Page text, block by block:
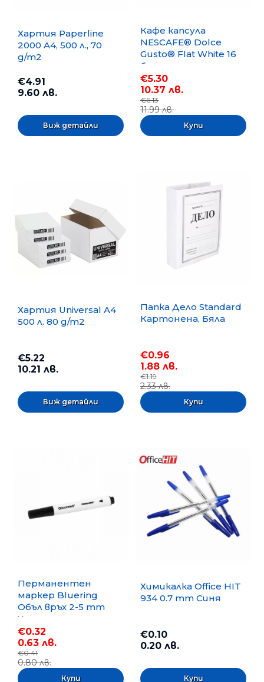
Хартия Paperline
2000 A4, 500 л., 70
g/m2
€4.91
9.60 лв.
Виж детайли
Кафе капсула
NESCAFE® Dolce
Gusto® Flat White 16
бр.
€5.30
10.37 лв.
€6.13
11.99 лв.
Хартия Universal A4
500 л. 80 g/m2
€5.22
10.21 лв.
Виж детайли
Папка Дело Standard
Картонена, Бяла
€0.96
1.88 лв.
€1.19
2.33 лв.
Перманентен
маркер Bluering
Объл връх 2-5 mm
Черен
€0.32
0.63 лв.
€0.41
0.80 лв.
Химикалка Office HIT
934 0.7 mm Синя
€0.10
0.20 лв.